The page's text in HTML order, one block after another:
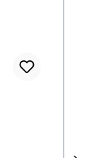
wie